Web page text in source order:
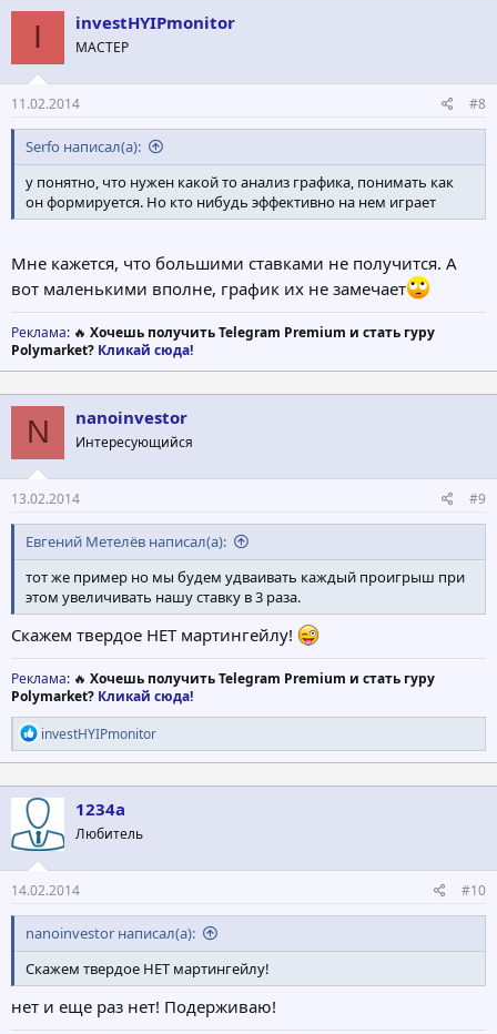
I investHYIPmonitor
МАСТЕР
11.02.2014 #8
Serfo написал(а):
у понятно, что нужен какой то анализ графика, понимать как
он формируется. Но кто нибудь эффективно на нем играет
Мне кажется, что большими ставками не получится. А
вот маленькими вполне, график их не замечает
Реклама: 🔥 Хочешь получить Telegram Premium и стать гуру
Polymarket? Кликай сюда!
N nanoinvestor
Интересующийся
13.02.2014 #9
Евгений Метелёв написал(а):
тот же пример но мы будем удваивать каждый проигрыш при
этом увеличивать нашу ставку в 3 раза.
Скажем твердое НЕТ мартингейлу!
Реклама: 🔥 Хочешь получить Telegram Premium и стать гуру
Polymarket? Кликай сюда!
Р
е
а
к
ц
и
и
:
investHYIPmonitor
1234a
Любитель
14.02.2014 #10
nanoinvestor написал(а):
Скажем твердое НЕТ мартингейлу!
нет и еще раз нет! Подерживаю!